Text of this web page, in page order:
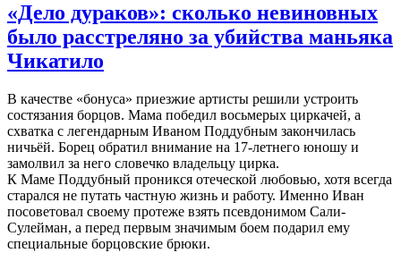
«Дело дураков»: сколько невиновных
было расстреляно за убийства маньяка
Чикатило
В качестве «бонуса» приезжие артисты решили устроить
состязания борцов. Мама победил восьмерых циркачей, а
схватка с легендарным Иваном Поддубным закончилась
ничьëй. Борец обратил внимание на 17-летнего юношу и
замолвил за него словечко владельцу цирка.
К Маме Поддубный проникся отеческой любовью, хотя всегда
старался не путать частную жизнь и работу. Именно Иван
посоветовал своему протеже взять псевдонимом Сали-
Сулейман, а перед первым значимым боем подарил ему
специальные борцовские брюки.